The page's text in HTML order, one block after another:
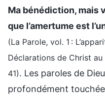
Ma bénédiction, mais
que l’amertume est
(La Parole, vol. 1 :
Déclarations de Christ
41). Les paroles de
profondément